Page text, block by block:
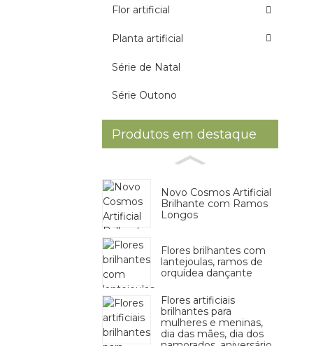
Flor artificial
Planta artificial
Série de Natal
Série Outono
Produtos em destaque
Novo Cosmos Artificial
Brilhante com Ramos
Longos
Flores brilhantes com
lantejoulas, ramos de
orquídea dançante
Flores artificiais
brilhantes para
mulheres e meninas,
dia das mães, dia dos
namorados, aniversário,